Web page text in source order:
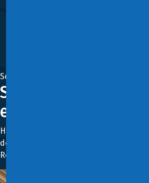
Septiembre 30, 2025
Subsecretaria de
efectiva los desafíos
Heidi Berner integró el panel "Capital
de Latinoamérica y el Caribe (RedLAC),
Relevó la importancia de contar con